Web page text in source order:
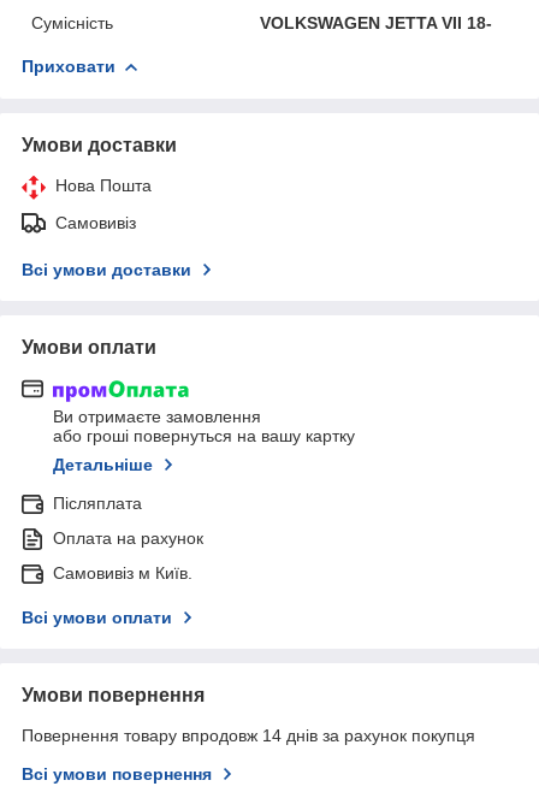
Сумісність
VOLKSWAGEN JETTA VII 18-
Приховати
Умови доставки
Нова Пошта
Самовивіз
Всі умови доставки
Умови оплати
Ви отримаєте замовлення
або гроші повернуться на вашу картку
Детальніше
Післяплата
Оплата на рахунок
Самовивіз м Київ.
Всі умови оплати
Умови повернення
Повернення товару впродовж 14 днів за рахунок покупця
Всі умови повернення